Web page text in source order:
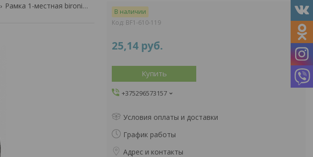
Рамка 1-местная bironi, угольно-черный
В наличии
Код: BF1-610-119
25,14 руб.
Купить
+375296573157
Условия оплаты и доставки
График работы
Адрес и контакты